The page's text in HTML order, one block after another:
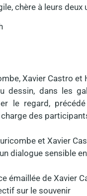
chère à leurs deux
Xavier Castro et
dessin, dans les
le regard,
des
et Xavier
dialogue sensible
émaillée de Xavier
sur le souvenir